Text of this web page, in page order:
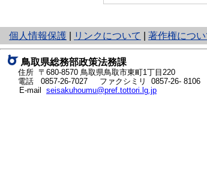
個人情報保護
と
り
ネ
ッ
ト
へ
リンクについて 著作権につい
鳥取県総務部政策法務課
住所 〒680-8570 鳥取県鳥取市東町1丁目220
電話 0857-26-7027
ファクシミリ 0857-26- 8106
E-mail seisakuhoumu@pref.tottori.lg.jp